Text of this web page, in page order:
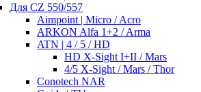
Для CZ 550/557
Aimpoint | Micro / Acro
ARKON Alfa 1+2 / Arma
ATN | 4 / 5 / HD
HD X-Sight I+II / Mars
4/5 X-Sight / Mars / Thor
Conotech NAR